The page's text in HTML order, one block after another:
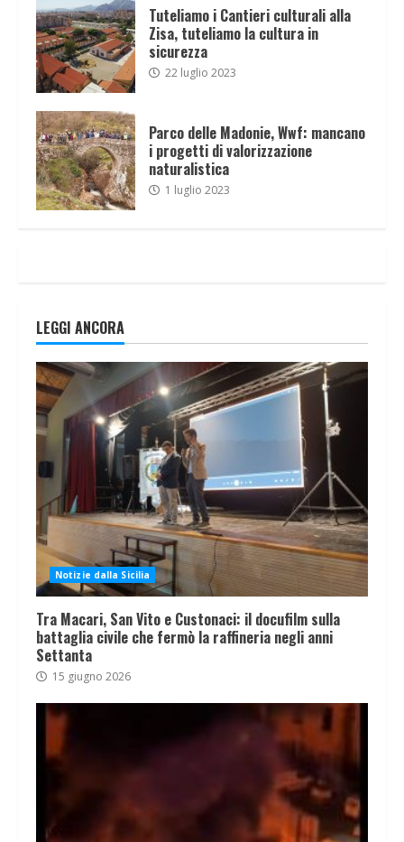
Tuteliamo i Cantieri culturali alla
Zisa, tuteliamo la cultura in
sicurezza
22 luglio 2023
Parco delle Madonie, Wwf: mancano
i progetti di valorizzazione
naturalistica
1 luglio 2023
LEGGI ANCORA
Notizie dalla Sicilia
Tra Macari, San Vito e Custonaci: il docufilm sulla
battaglia civile che fermò la raffineria negli anni
Settanta
15 giugno 2026